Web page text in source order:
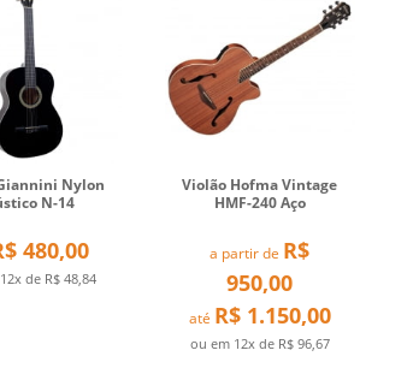
Nylon
N-14
480,00
12x de R$ 48,84
Violão Hofma Vintage
HMF-240 Aço
a partir de R$
950,00
até R$ 1.150,00
ou em 12x de R$ 96,67